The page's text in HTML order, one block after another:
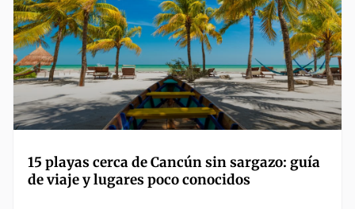
15 playas cerca de Cancún sin sargazo: guía
de viaje y lugares poco conocidos